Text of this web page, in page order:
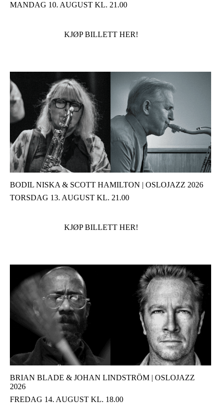
MANDAG 10. AUGUST KL. 21.00
KJØP BILLETT HER!
BODIL NISKA & SCOTT HAMILTON | OSLOJAZZ 2026
TORSDAG 13. AUGUST KL. 21.00
KJØP BILLETT HER!
BRIAN BLADE & JOHAN LINDSTRÖM | OSLOJAZZ
2026
FREDAG 14. AUGUST KL. 18.00